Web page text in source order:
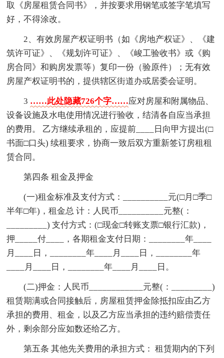
取《房屋租赁合同书》，并按要求用钢笔或签字笔填写
好，不得涂改。
2、有效房屋产权证明书（如《房地产权证》、《建
筑许可证》、《规划许可证》、《峻工验收书》或《购
房合同》和购房发票等）复印一份（验原件）；无有效
房屋产权证明书的，提供辖区街道办或居委会证明。
3 ……此处隐藏726个字……应对房屋和附属物品、
设备设施及水电使用情况进行验收，结清各自应当承担
的费用。 乙方继续承租的，应提前____日向甲方提出(□
书面□口头) 续租要求，协商一致后双方重新签订房租租
赁合同。
第四条 租金及押金
(一)租金标准及支付方式：__________元(□月□季□
半年□年)，租金总 计：人民币__________元整(：
_________) 支付方式：(□现金□转账支票□银行汇款)，
押_____付____，各期租金支付日期：________年____
月____日，________年____月____日，________年
____月____日，________年____月____日。
(二)押金：人民币____________元整(：_________)
租赁期满或合同接触后，房屋租赁押金除抵扣应由乙方
承担的费用、租金，以及乙方应当承担的违约赔偿责任
外，剩余部分应如数还给乙方。
第五条 其他先关费用的承担方式： 租赁期内的下列